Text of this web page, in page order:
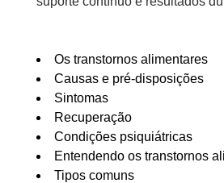
Os transtornos alimentares
Causas e pré-disposições
Sintomas
Recuperação
Condições psiquiátricas
Entendendo os transtornos
Tipos comuns